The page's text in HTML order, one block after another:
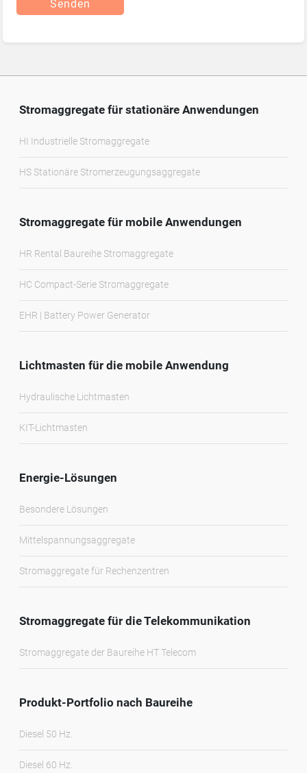
Senden
Stromaggregate für stationäre Anwendungen
HI Industrielle Stromaggregate
HS Stationäre Stromerzeugungsaggregate
Stromaggregate für mobile Anwendungen
HR Rental Baureihe Stromaggregate
HC Compact-Serie Stromaggregate
EHR | Battery Power Generator
Lichtmasten für die mobile Anwendung
Hydraulische Lichtmasten
KIT-Lichtmasten
Energie-Lösungen
Besondere Lösungen
Mittelspannungsaggregate
Stromaggregate für Rechenzentren
Stromaggregate für die Telekommunikation
Stromaggregate der Baureihe HT Telecom
Produkt-Portfolio nach Baureihe
Diesel 50 Hz.
Diesel 60 Hz.